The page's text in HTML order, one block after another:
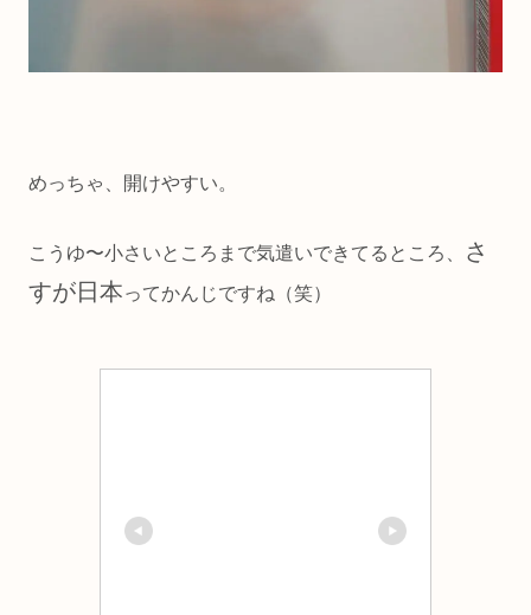
めっちゃ、開けやすい。
こうゆ〜小さいところまで気遣いできてるところ、
さ
すが日本ってかんじですね（笑）